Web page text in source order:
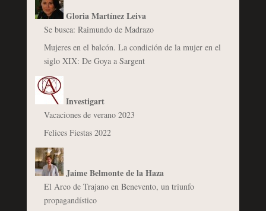
Gloria Martínez Leiva
Se busca: Raimundo de Madrazo
Mujeres en el balcón. La condición de la mujer en el
siglo XIX: De Goya a Sargent
Investigart
Vacaciones de verano 2023
Felices Fiestas 2022
Jaime Belmonte de la Haza
El Arco de Trajano en Benevento, un triunfo
propagandístico